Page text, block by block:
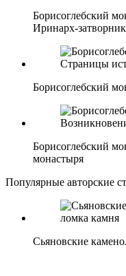
Борисоглебский
Иринарх-затворник
Борисоглебский
Борисоглебский
монастыря
Популярные авторские
Сьяновские